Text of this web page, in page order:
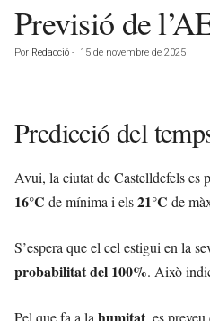
Previsió de
Por Redacció - 15 de novembre de 2025
Predicció del
Avui, la ciutat de Castelldefels es
16°C de mínima i els21°C de
S’espera que el cel estigui en la
probabilitat del 100%. Això
Pel que fa a la , es